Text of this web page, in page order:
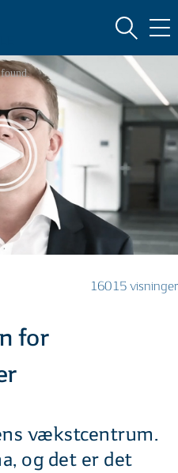
16015 visninger
for
vækstcentrum.
og det er det